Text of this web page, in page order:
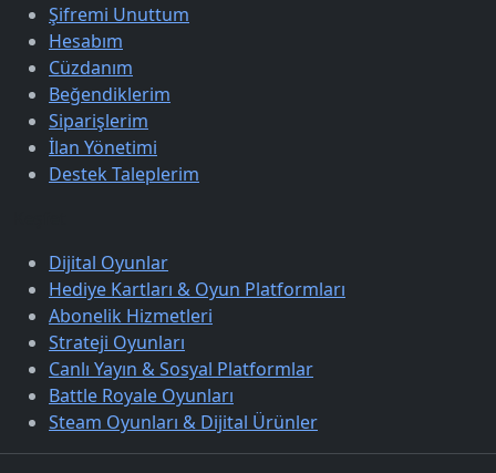
Şifremi Unuttum
Hesabım
Cüzdanım
Beğendiklerim
Siparişlerim
İlan Yönetimi
Destek Taleplerim
Dijital Oyunlar
Hediye Kartları & Oyun Platformları
Abonelik Hizmetleri
Strateji Oyunları
Canlı Yayın & Sosyal Platformlar
Battle Royale Oyunları
Steam Oyunları & Dijital Ürünler